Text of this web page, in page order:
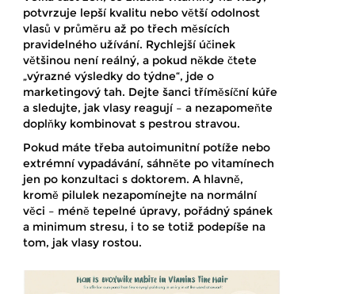
potvrzuje lepší kvalitu nebo větší odolnost
vlasů v průměru až po třech měsících
pravidelného užívání. Rychlejší účinek
většinou není reálný, a pokud někde čtete
„výrazné výsledky do týdne“, jde o
marketingový tah. Dejte šanci tříměsíční kúře
a sledujte, jak vlasy reagují – a nezapomeňte
doplňky kombinovat s pestrou stravou.
Pokud máte třeba autoimunitní potíže nebo
extrémní vypadávání, sáhněte po vitamínech
jen po konzultaci s doktorem. A hlavně,
kromě pilulek nezapomínejte na normální
věci – méně tepelné úpravy, pořádný spánek
a minimum stresu, i to se totiž podepíše na
tom, jak vlasy rostou.